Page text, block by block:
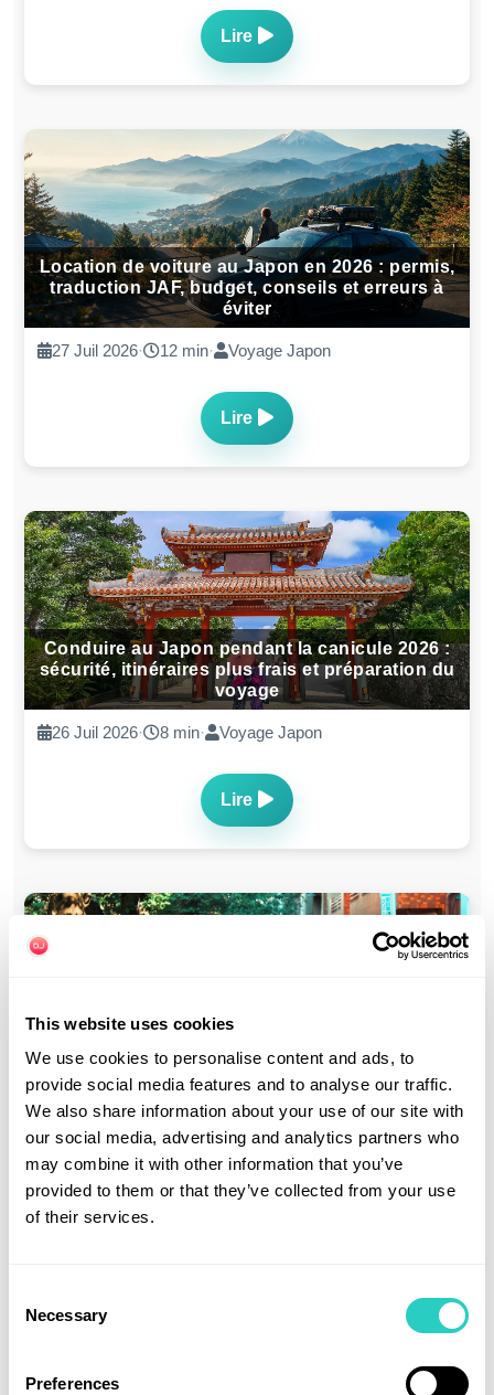
This website uses cookies
We use cookies to personalise content and ads, to
provide social media features and to analyse our traffic.
We also share information about your use of our site with
our social media, advertising and analytics partners who
may combine it with other information that you’ve
provided to them or that they’ve collected from your use
of their services.
Selection
Necessary
Preferences
Lire
Location de voiture au Japon en 2026 : permis,
traduction JAF, budget, conseils et erreurs à
éviter
27 Juil 2026· 12 min· Voyage Japon
Lire
Conduire au Japon pendant la canicule 2026 :
sécurité, itinéraires plus frais et préparation du
voyage
26 Juil 2026· 8 min· Voyage Japon
Lire
Voyager au Japon en été : pluie, typhons,
chaleur, ce qu’il faut savoir en voiture
25 Juil 2026 · 12 min· Voyage Japon
Lire